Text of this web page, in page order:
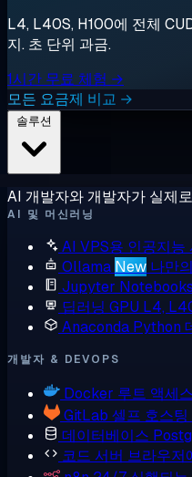
L4, L40S, H100에 전체
지. 초 단위 과금.
1시간 무료 체험 →
모든 요금제 비교 →
AI 개발자와 개발자가 실제
AI 및 머신러닝
AI VPS용 인공지능
Ollama New 나만
Jupyter Notebooks
딥러닝 GPU L4,
Anaconda Python
개발자 & DEVOPS
Docker 루트 액세
GitLab 셀프 호스
데이터베이스
코드 서버 브라우저